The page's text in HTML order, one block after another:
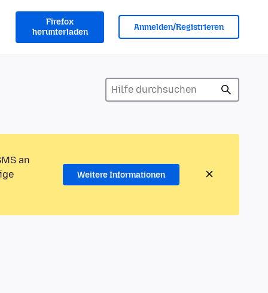
Firefox
herunterladen
Anmelden/Registrieren
an
Weitere Informationen